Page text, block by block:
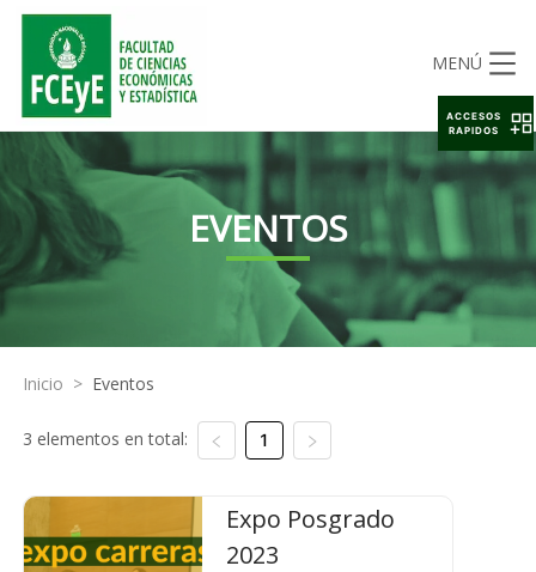
MENÚ
EVENTOS
Inicio > Eventos
3 elementos en total: 1
Expo Posgrado
2023
ACCESOS
RAPIDOS